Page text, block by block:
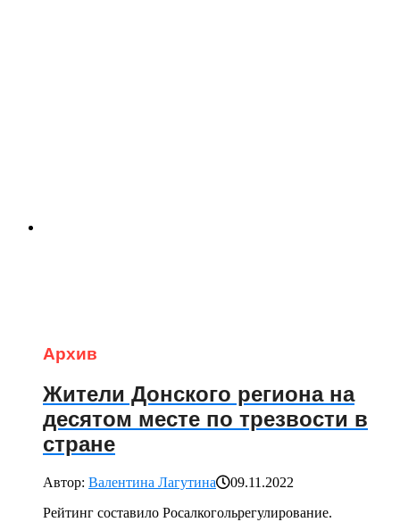
Архив
Жители Донского региона на
десятом месте по трезвости в
стране
Автор: Валентина Лагутина
09.11.2022
Рейтинг составило Росалкогольрегулирование.